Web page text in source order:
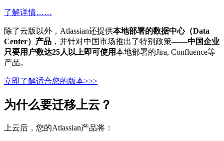
了解详情……
除了云版以外，Atlassian还提供本地部署的数据中心（Data
Center）产品 ，并针对中国市场推出了特别政策——中国企业
只要用户数达25人以上即可使用本地部署的Jira, Confluence等
产品。
立即了解适合您的版本>>>
为什么要迁移上云？
上云后，您的Atlassian产品将：